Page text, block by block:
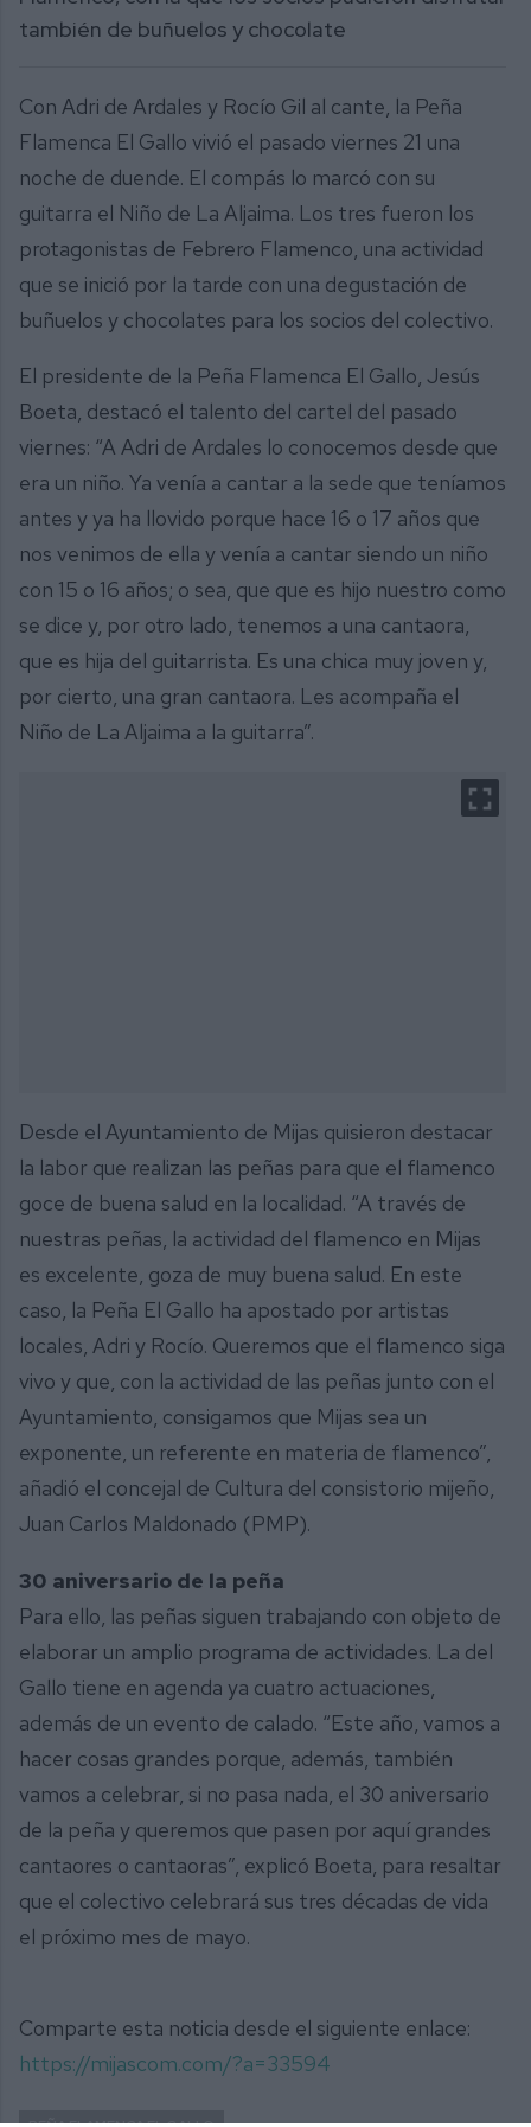
también de buñuelos y chocolate
Con Adri de Ardales y Rocío Gil al cante, la Peña
Flamenca El Gallo vivió el pasado viernes 21 una
noche de duende. El compás lo marcó con su
guitarra el Niño de La Aljaima. Los tres fueron los
protagonistas de Febrero Flamenco, una actividad
que se inició por la tarde con una degustación de
buñuelos y chocolates para los socios del colectivo.
El presidente de la Peña Flamenca El Gallo, Jesús
Boeta, destacó el talento del cartel del pasado
viernes: “A Adri de Ardales lo conocemos desde que
era un niño. Ya venía a cantar a la sede que teníamos
antes y ya ha llovido porque hace 16 o 17 años que
nos venimos de ella y venía a cantar siendo un niño
con 15 o 16 años; o sea, que que es hijo nuestro como
se dice y, por otro lado, tenemos a una cantaora,
que es hija del guitarrista. Es una chica muy joven y,
por cierto, una gran cantaora. Les acompaña el
Niño de La Aljaima a la guitarra”.
Desde el Ayuntamiento de Mijas quisieron destacar
la labor que realizan las peñas para que el flamenco
goce de buena salud en la localidad. “A través de
nuestras peñas, la actividad del flamenco en Mijas
es excelente, goza de muy buena salud. En este
caso, la Peña El Gallo ha apostado por artistas
locales, Adri y Rocío. Queremos que el flamenco siga
vivo y que, con la actividad de las peñas junto con el
Ayuntamiento, consigamos que Mijas sea un
exponente, un referente en materia de flamenco”,
añadió el concejal de Cultura del consistorio mijeño,
Juan Carlos Maldonado (PMP).
30 aniversario de la peña
Para ello, las peñas siguen trabajando con objeto de
elaborar un amplio programa de actividades. La del
Gallo tiene en agenda ya cuatro actuaciones,
además de un evento de calado. “Este año, vamos a
hacer cosas grandes porque, además, también
vamos a celebrar, si no pasa nada, el 30 aniversario
de la peña y queremos que pasen por aquí grandes
cantaores o cantaoras”, explicó Boeta, para resaltar
que el colectivo celebrará sus tres décadas de vida
el próximo mes de mayo.
Comparte esta noticia desde el siguiente enlace:
https://mijascom.com/?a=33594